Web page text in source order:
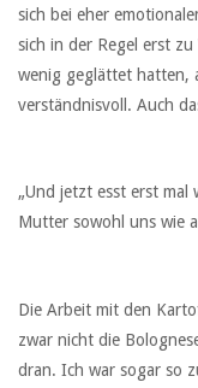
sich bei eher
sich in der Regel erst
wenig geglättet hatten,
verständnisvoll. Auch
„Und jetzt esst erst mal
Mutter sowohl uns wie
Die Arbeit mit den
zwar nicht die
dran. Ich war sogar so